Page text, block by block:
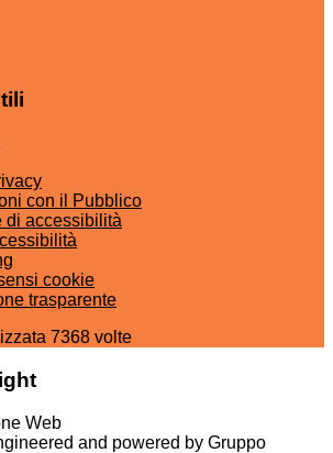
con il Pubblico
di accessibilità
cookie
trasparente
7368 volte
and powered by Gruppo